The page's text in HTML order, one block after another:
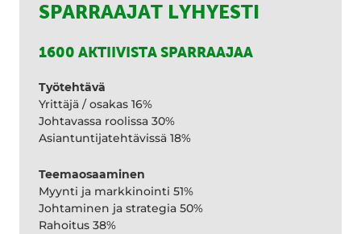
SPARRAAJAT LYHYESTI
1600 AKTIIVISTA SPARRAAJAA
Työtehtävä
Yrittäjä / osakas 16%
Johtavassa roolissa 30%
Asiantuntijatehtävissä 18%
Teemaosaaminen
Myynti ja markkinointi 51%
Johtaminen ja strategia 50%
Rahoitus 38%